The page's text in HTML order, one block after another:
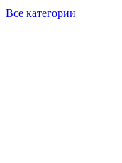
Все категории